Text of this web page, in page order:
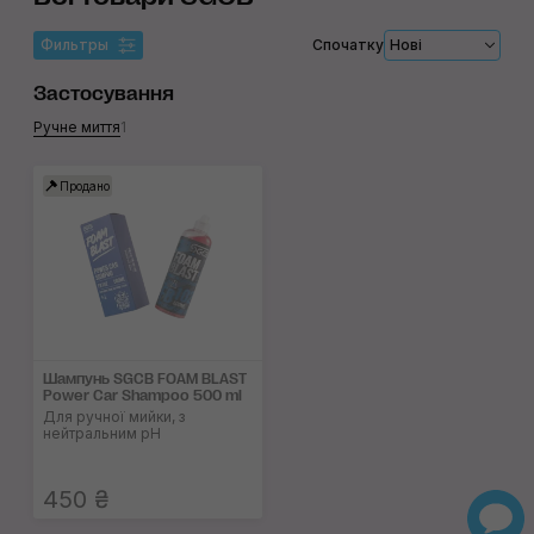
Фильтры Спочатку Нові
Застосування
Ручне миття1
Продано
Шампунь SGCB FOAM BLAST
Power Car Shampoo 500 ml
Для ручної мийки, з
нейтральним pH
450 ₴